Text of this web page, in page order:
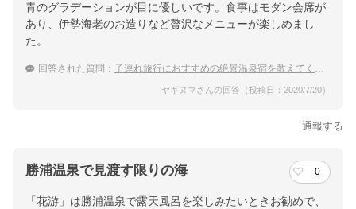
青のグラデーションが目に優しいです。食事はモダン会席が
あり、伊勢海老のお造りなど贅沢なメニューが楽しめまし
た。
回答された質問： 子連れ旅行におすすめの絶景温泉宿を教えてください！
ヤギヌマさんの回答（投稿日：2020/7/20）
通報する
勝浦温泉で見渡す限りの海 0
「花游」は勝浦温泉で露天風呂を楽しみたいときお勧めで、